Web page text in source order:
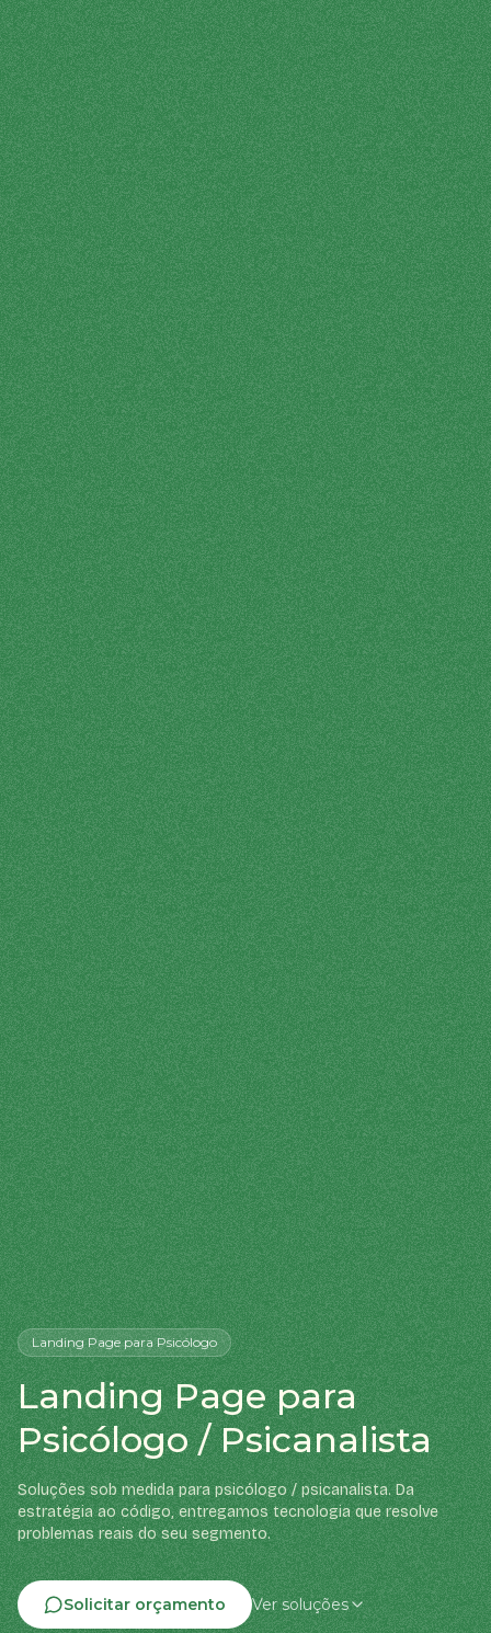
Landing Pagepara Psicólogo
Landing Page para
Psicólogo / Psicanalista
Soluções sob medida para psicólogo / psicanalista. Da
estratégia ao código, entregamos tecnologia que resolve
problemas reais do seu segmento.
Solicitar orçamento Ver soluções